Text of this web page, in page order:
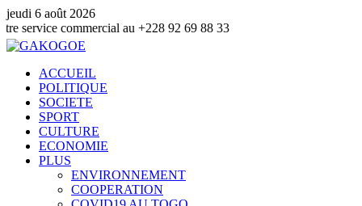
jeudi 6 août 2026
au +228 92 69 88 33
ACCUEIL
POLITIQUE
SOCIETE
SPORT
CULTURE
ECONOMIE
PLUS
ENVIRONNEMENT
COOPERATION